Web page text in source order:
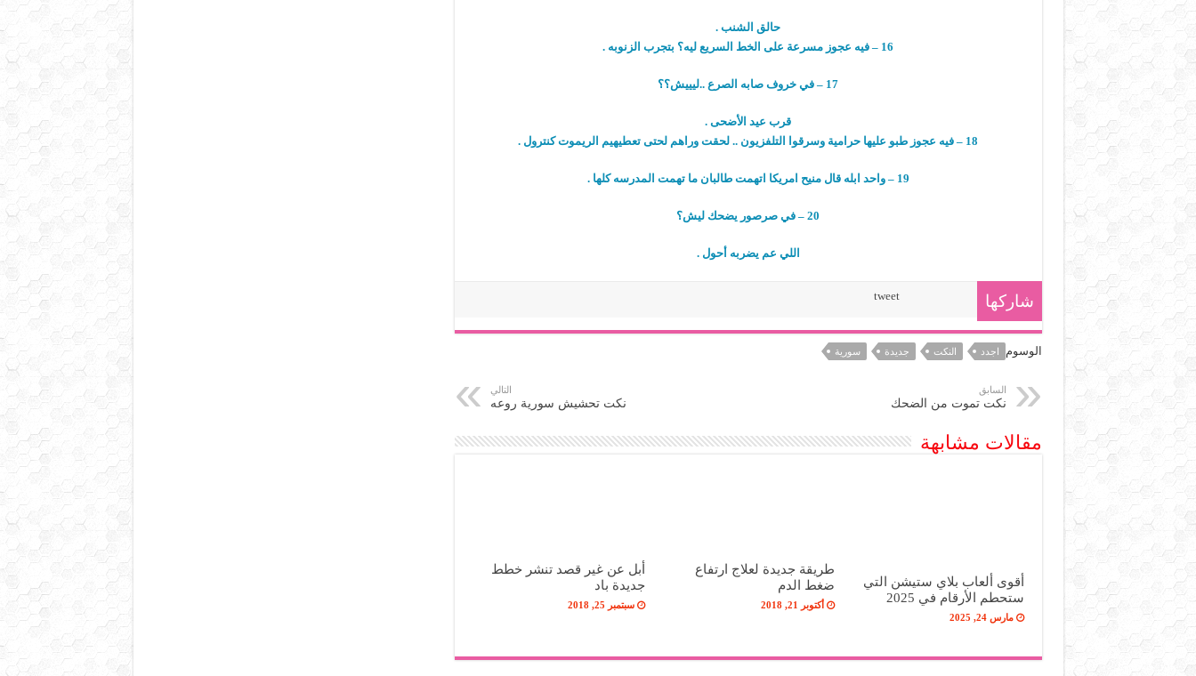
حالق الشنب .
16 – فيه عجوز مسرعة على الخط السريع ليه؟ بتجرب الزنوبه .
17 – في خروف صابه الصرع ..ليييش؟؟
قرب عيد الأضحى .
18 – فيه عجوز طبو عليها حرامية وسرقوا التلفزيون .. لحقت وراهم لحتى تعطيهيم الريموت كنترول .
19 – واحد ابله قال منيح امريكا اتهمت طالبان ما تهمت المدرسه كلها .
20 – في صرصور يضحك ليش؟
اللي عم يضربه أحول .
شاركها tweet
الوسوم اجدد النكت جديدة سورية
السابق
نكت تموت من الضحك
التالي
نكت تحشيش سورية روعه
مقالات مشابهة
أقوى ألعاب بلاي ستيشن التي
ستحطم الأرقام في 2025
مارس 24, 2025
طريقة جديدة لعلاج ارتفاع
ضغط الدم
أكتوبر 21, 2018
أبل عن غير قصد تنشر خطط
جديدة باد
سبتمبر 25, 2018